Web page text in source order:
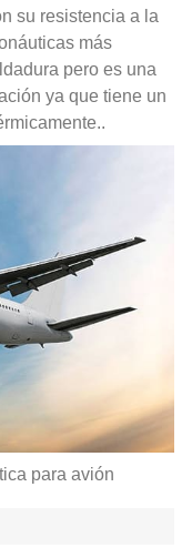
su resistencia a la
más
pero es una
ya que tiene un
para avión